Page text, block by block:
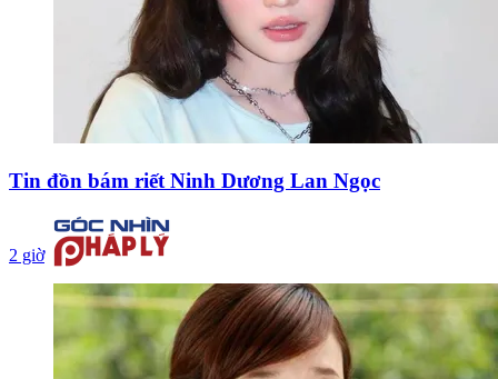
Tin đồn bám riết Ninh Dương Lan Ngọc
2 giờ